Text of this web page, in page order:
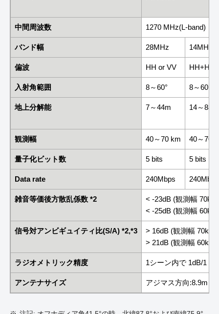
中間周波数 1270 MHz(L-band)
バンド幅 28MHz 14MHz
偏波 HH or VV HH+HV
入射角範囲 8～60° 8～60°
地上分解能 7～44m 14～88m
観測幅 40～70 km 40～70
量子化ビット数 5 bits 5 bits
Data rate 240Mbps 240Mbps
雑音等価後方散乱係数 *2
< -23dB (観測幅
< -25dB (観測幅
信号対アンビギュイティ比(S/A) *2,*3
> 16dB (観測幅 70km)
> 21dB (観測幅 60km)
ラジオメトリック精度 1シーン内で 1dB/1 軌
アンテナサイズ アジマス方向:8.9m x